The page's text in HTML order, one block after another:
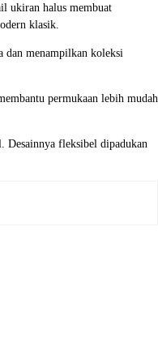
ukiran halus membuat
klasik.
dan menampilkan koleksi
permukaan lebih mudah
Desainnya fleksibel dipadukan